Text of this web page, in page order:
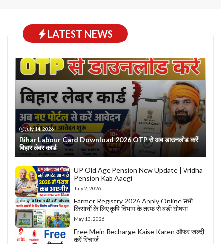
LATEST NEWS
July 14, 2026
Bihar Labour Card Download 2026 OTP से अब डाउनलोड करें
बिहार लेबर कार्ड
UP Old Age Pension New Update | Vridha
Pension Kab Aaegi
July 2, 2026
Farmer Registry 2026 Apply Online सभी
किसानों के लिए कृषि विभाग के तरफ से बड़ी घोषणा
May 13, 2026
Free Mein Recharge Kaise Karen ऑफर जल्दी
करें रिचार्ज